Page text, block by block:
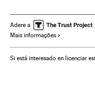
Presidente Brasil
Espaços naturais
América do Sul América
Adere a
Mais informações
Si está interesado en licenciar